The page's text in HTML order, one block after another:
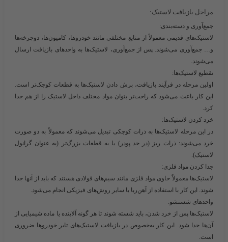
مراحل بازیافت لاستیک:
جمع‌آوری و دسته‌بندی:
لاستیک‌های قدیمی معمولاً از منابع مختلفی مانند خودروها، کامیون‌ها، دوچرخه‌ها
و… جمع‌آوری می‌شوند. پس از جمع‌آوری، لاستیک‌ها به واحدهای بازیافت ارسال
می‌شوند.
تقطیع لاستیک‌ها:
اولین مرحله در فرآیند بازیافت، برش دادن لاستیک‌ها به قطعات کوچک‌تر است.
این کار باعث می‌شود که راحت‌تر بتوان مواد مختلف داخل لاستیک را از هم جدا
کرد.
خرد کردن لاستیک‌ها:
در این مرحله لاستیک‌ها به ذرات کوچکی تبدیل می‌شوند که معمولاً به دو صورت
خرد می‌شوند: ذرات ریز (در حد پودر) یا به قطعات بزرگ‌تر (به عنوان گرانول
لاستیک).
جدا کردن مواد فلزی:
لاستیک‌ها معمولاً حاوی مواد فلزی مانند سیم‌های فولادی هستند که باید از آنها جدا
شوند. این کار با استفاده از آهن‌ربا یا سایر روش‌های فیزیکی انجام می‌شود.
واحدهای شستشو:
لاستیک‌ها پس از خرد شدن، باید شسته شوند تا هر گونه آلاینده یا ماده شیمیایی از
آن‌ها جدا شود. این کار به‌خصوص در بازیافت لاستیک‌های تایر خودروها ضروری
است.